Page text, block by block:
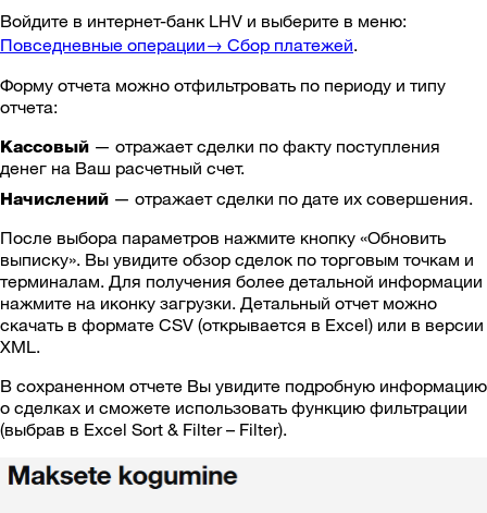
Войдите в интернет-банк LHV и выберите в меню:
Повседневные операции→ Сбор платежей.
Форму отчета можно отфильтровать по периоду и типу
отчета:
Кассовый — отражает сделки по факту поступления
денег на Ваш расчетный счет.
Начислений — отражает сделки по дате их совершения.
После выбора параметров нажмите кнопку «Обновить
выписку». Вы увидите обзор сделок по торговым точкам и
терминалам. Для получения более детальной информации
нажмите на иконку загрузки. Детальный отчет можно
скачать в формате CSV (открывается в Excel) или в версии
XML.
В сохраненном отчете Вы увидите подробную информацию
о сделках и сможете использовать функцию фильтрации
(выбрав в Excel Sort & Filter – Filter).